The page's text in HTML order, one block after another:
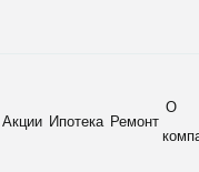
Акции Ипотека Ремонт
О
1 дом